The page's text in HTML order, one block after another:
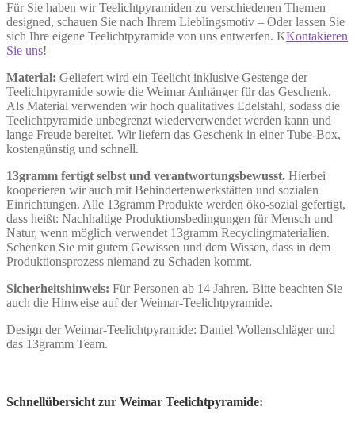
Für Sie haben wir Teelichtpyramiden zu verschiedenen Themen
designed, schauen Sie nach Ihrem Lieblingsmotiv – Oder lassen Sie
sich Ihre eigene Teelichtpyramide von uns entwerfen. KKontakieren
Sie uns!
Material: Geliefert wird ein Teelicht inklusive Gestenge der
Teelichtpyramide sowie die Weimar Anhänger für das Geschenk.
Als Material verwenden wir hoch qualitatives Edelstahl, sodass die
Teelichtpyramide unbegrenzt wiederverwendet werden kann und
lange Freude bereitet. Wir liefern das Geschenk in einer Tube-Box,
kostengünstig und schnell.
13gramm fertigt selbst und verantwortungsbewusst. Hierbei
kooperieren wir auch mit Behindertenwerkstätten und sozialen
Einrichtungen. Alle 13gramm Produkte werden öko-sozial gefertigt,
dass heißt: Nachhaltige Produktionsbedingungen für Mensch und
Natur, wenn möglich verwendet 13gramm Recyclingmaterialien.
Schenken Sie mit gutem Gewissen und dem Wissen, dass in dem
Produktionsprozess niemand zu Schaden kommt.
Sicherheitshinweis: Für Personen ab 14 Jahren. Bitte beachten Sie
auch die Hinweise auf der Weimar-Teelichtpyramide.
Design der Weimar-Teelichtpyramide: Daniel Wollenschläger und
das 13gramm Team.
Schnellübersicht zur Weimar Teelichtpyramide: